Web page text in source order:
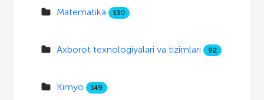
Matematika 130
Axborot texnologiyalari va tizimlari 92
Kimyo 149